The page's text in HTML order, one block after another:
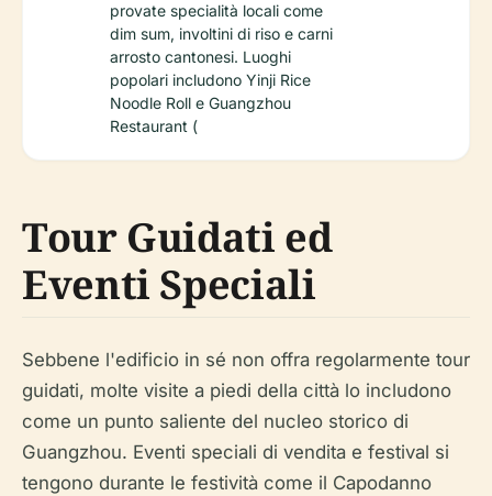
provate specialità locali come
dim sum, involtini di riso e carni
arrosto cantonesi. Luoghi
popolari includono Yinji Rice
Noodle Roll e Guangzhou
Restaurant (
Tour Guidati ed
Eventi Speciali
Sebbene l'edificio in sé non offra regolarmente tour
guidati, molte visite a piedi della città lo includono
come un punto saliente del nucleo storico di
Guangzhou. Eventi speciali di vendita e festival si
tengono durante le festività come il Capodanno